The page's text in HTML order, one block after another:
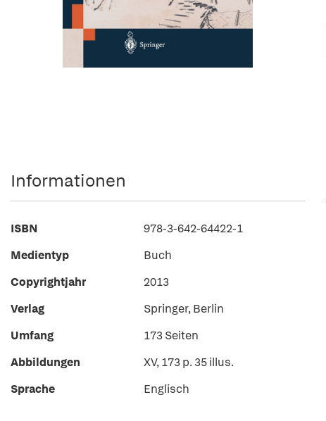
Informationen
ISBN
978-3-642-64422-1
Medientyp
Buch
Copyrightjahr
2013
Verlag
Springer, Berlin
Umfang
173 Seiten
Abbildungen
XV, 173 p. 35 illus.
Sprache
Englisch